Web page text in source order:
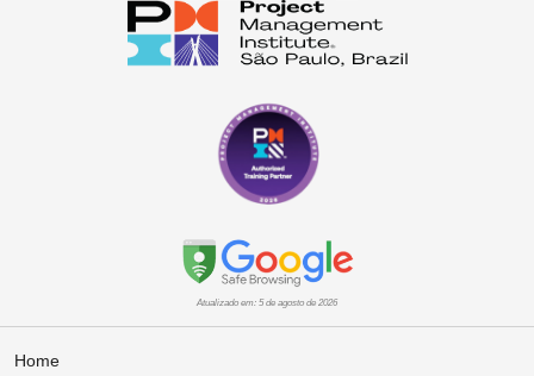
Atualizado em: 5 de agosto de 2026
Home